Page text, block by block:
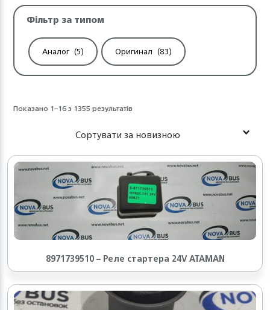
Фільтр за типом
Аналог (5) Оригинал (83)
Показано 1–16 з 1355 результатів
Сортувати за новизною
8971739510 – Реле стартера 24V ATAMAN